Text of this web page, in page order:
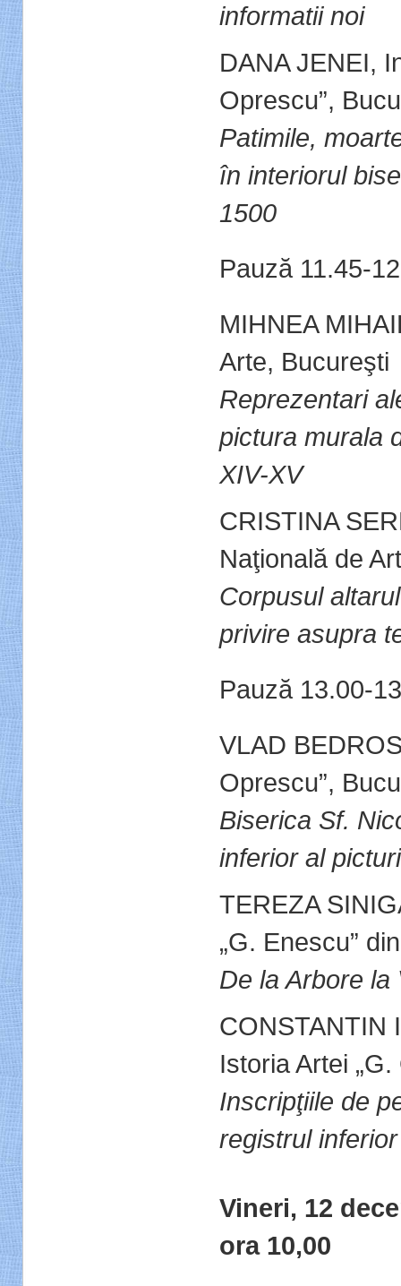
informatii noi
DANA JENEI,
Oprescu”,
Patimile,
în interiorul
1500
Pauză 11.45-
MIHNEA
Arte, Bucureşti
Reprezentari
pictura murala
XIV-XV
CRISTINA
Naţională de
Corpusul
privire asupra
Pauză 13.00-
VLAD
Oprescu”,
Biserica Sf.
inferior al
TEREZA
„G. Enescu”
De la Arbore la
CONSTANTIN
Istoria Artei
Inscripţiile de
registrul
Vineri, 12
ora 10,00